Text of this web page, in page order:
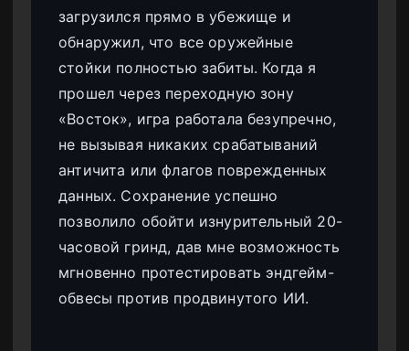
загрузился прямо в убежище и
обнаружил, что все оружейные
стойки полностью забиты. Когда я
прошел через переходную зону
«Восток», игра работала безупречно,
не вызывая никаких срабатываний
античита или флагов поврежденных
данных. Сохранение успешно
позволило обойти изнурительный 20-
часовой гринд, дав мне возможность
мгновенно протестировать эндгейм-
обвесы против продвинутого ИИ.